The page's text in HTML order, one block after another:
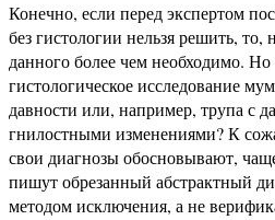
Конечно, если перед экспертом
без гистологии нельзя решить,
данного более чем необходимо.
гистологическое исследование
давности или, например, трупа с
гнилостными изменениями? К
свои диагнозы обосновывают,
пишут обрезанный абстрактный
методом исключения, а не